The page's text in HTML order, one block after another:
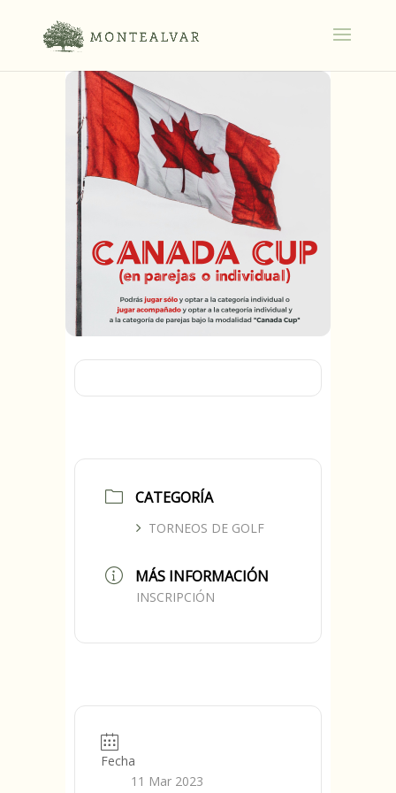
CATEGORÍA
TORNEOS DE GOLF
MÁS INFORMACIÓN
INSCRIPCIÓN
Fecha
11 Mar 2023